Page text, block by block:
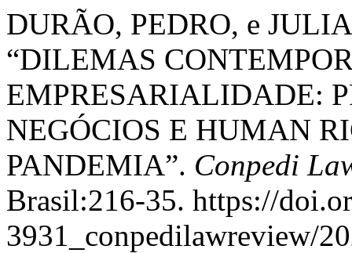
DURÃO, PEDRO, e
“DILEMAS
EMPRESARIALIDADE:
NEGÓCIOS E HUMAN
PANDEMIA”. Conpedi
Brasil:216-35. https://
3931_conpedilawreview/